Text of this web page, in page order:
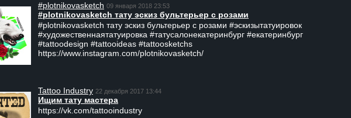
#plotnikovasketch 09 января 2018 23:53
#plotnikovasketch тату эскиз бультерьер с розами
#plotnikovasketch тату эскиз бультерьер с розами #эскизытатуировок
#художественнаятатуировка #татусалонекатеринбург #екатеринбург
#tattoodesign #tattooideas #tattoosketchs
https://www.instagram.com/plotnikovasketch/
Tattoo Industry 22 декабря 2017 13:44
Ищим тату мастера
https://vk.com/tattooindustry